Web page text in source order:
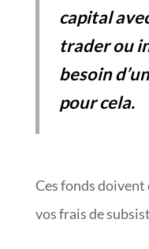
capital
trader ou
besoin
pour cela.
Ces fonds
vos frais de